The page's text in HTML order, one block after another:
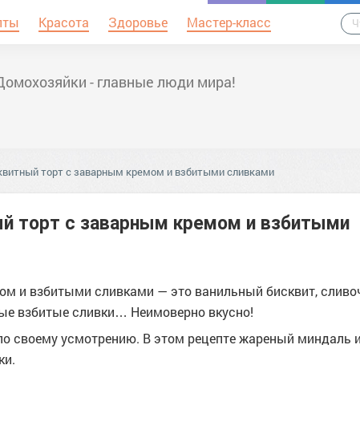
Красота Здоровье Мастер-класс
- главные люди мира!
торт с заварным кремом и взбитыми сливками
торт с заварным кремом и взбитыми
и взбитыми сливками — это ванильный бисквит,
взбитые сливки… Неимоверно вкусно!
своему усмотрению. В этом рецепте жареный миндаль и